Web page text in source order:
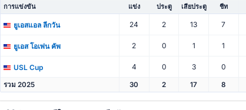
การแข่งขัน แข่ง ประตู เสียประตู ชีท
ยูเอสแอล ลีกวัน 24 2 13 7
ยูเอส โอเพ่น คัพ 2 0 1 1
USL Cup 4 0 3 0
รวม 2025 30 2 17 8